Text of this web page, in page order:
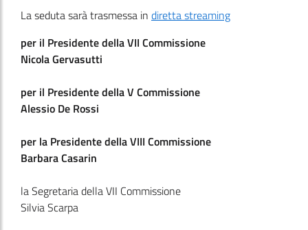
La seduta sarà trasmessa in diretta streaming
per il Presidente della VII Commissione
Nicola Gervasutti
per il Presidente della V Commissione
Alessio De Rossi
per la Presidente della VIII Commissione
Barbara Casarin
la Segretaria della VII Commissione
Silvia Scarpa